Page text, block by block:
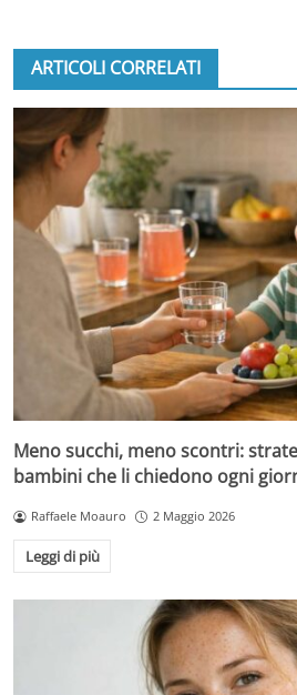
ARTICOLI CORRELATI
Meno succhi, meno scontri:
bambini che li chiedono ogni
Raffaele Moauro 2 Maggio 2026
Leggi di più